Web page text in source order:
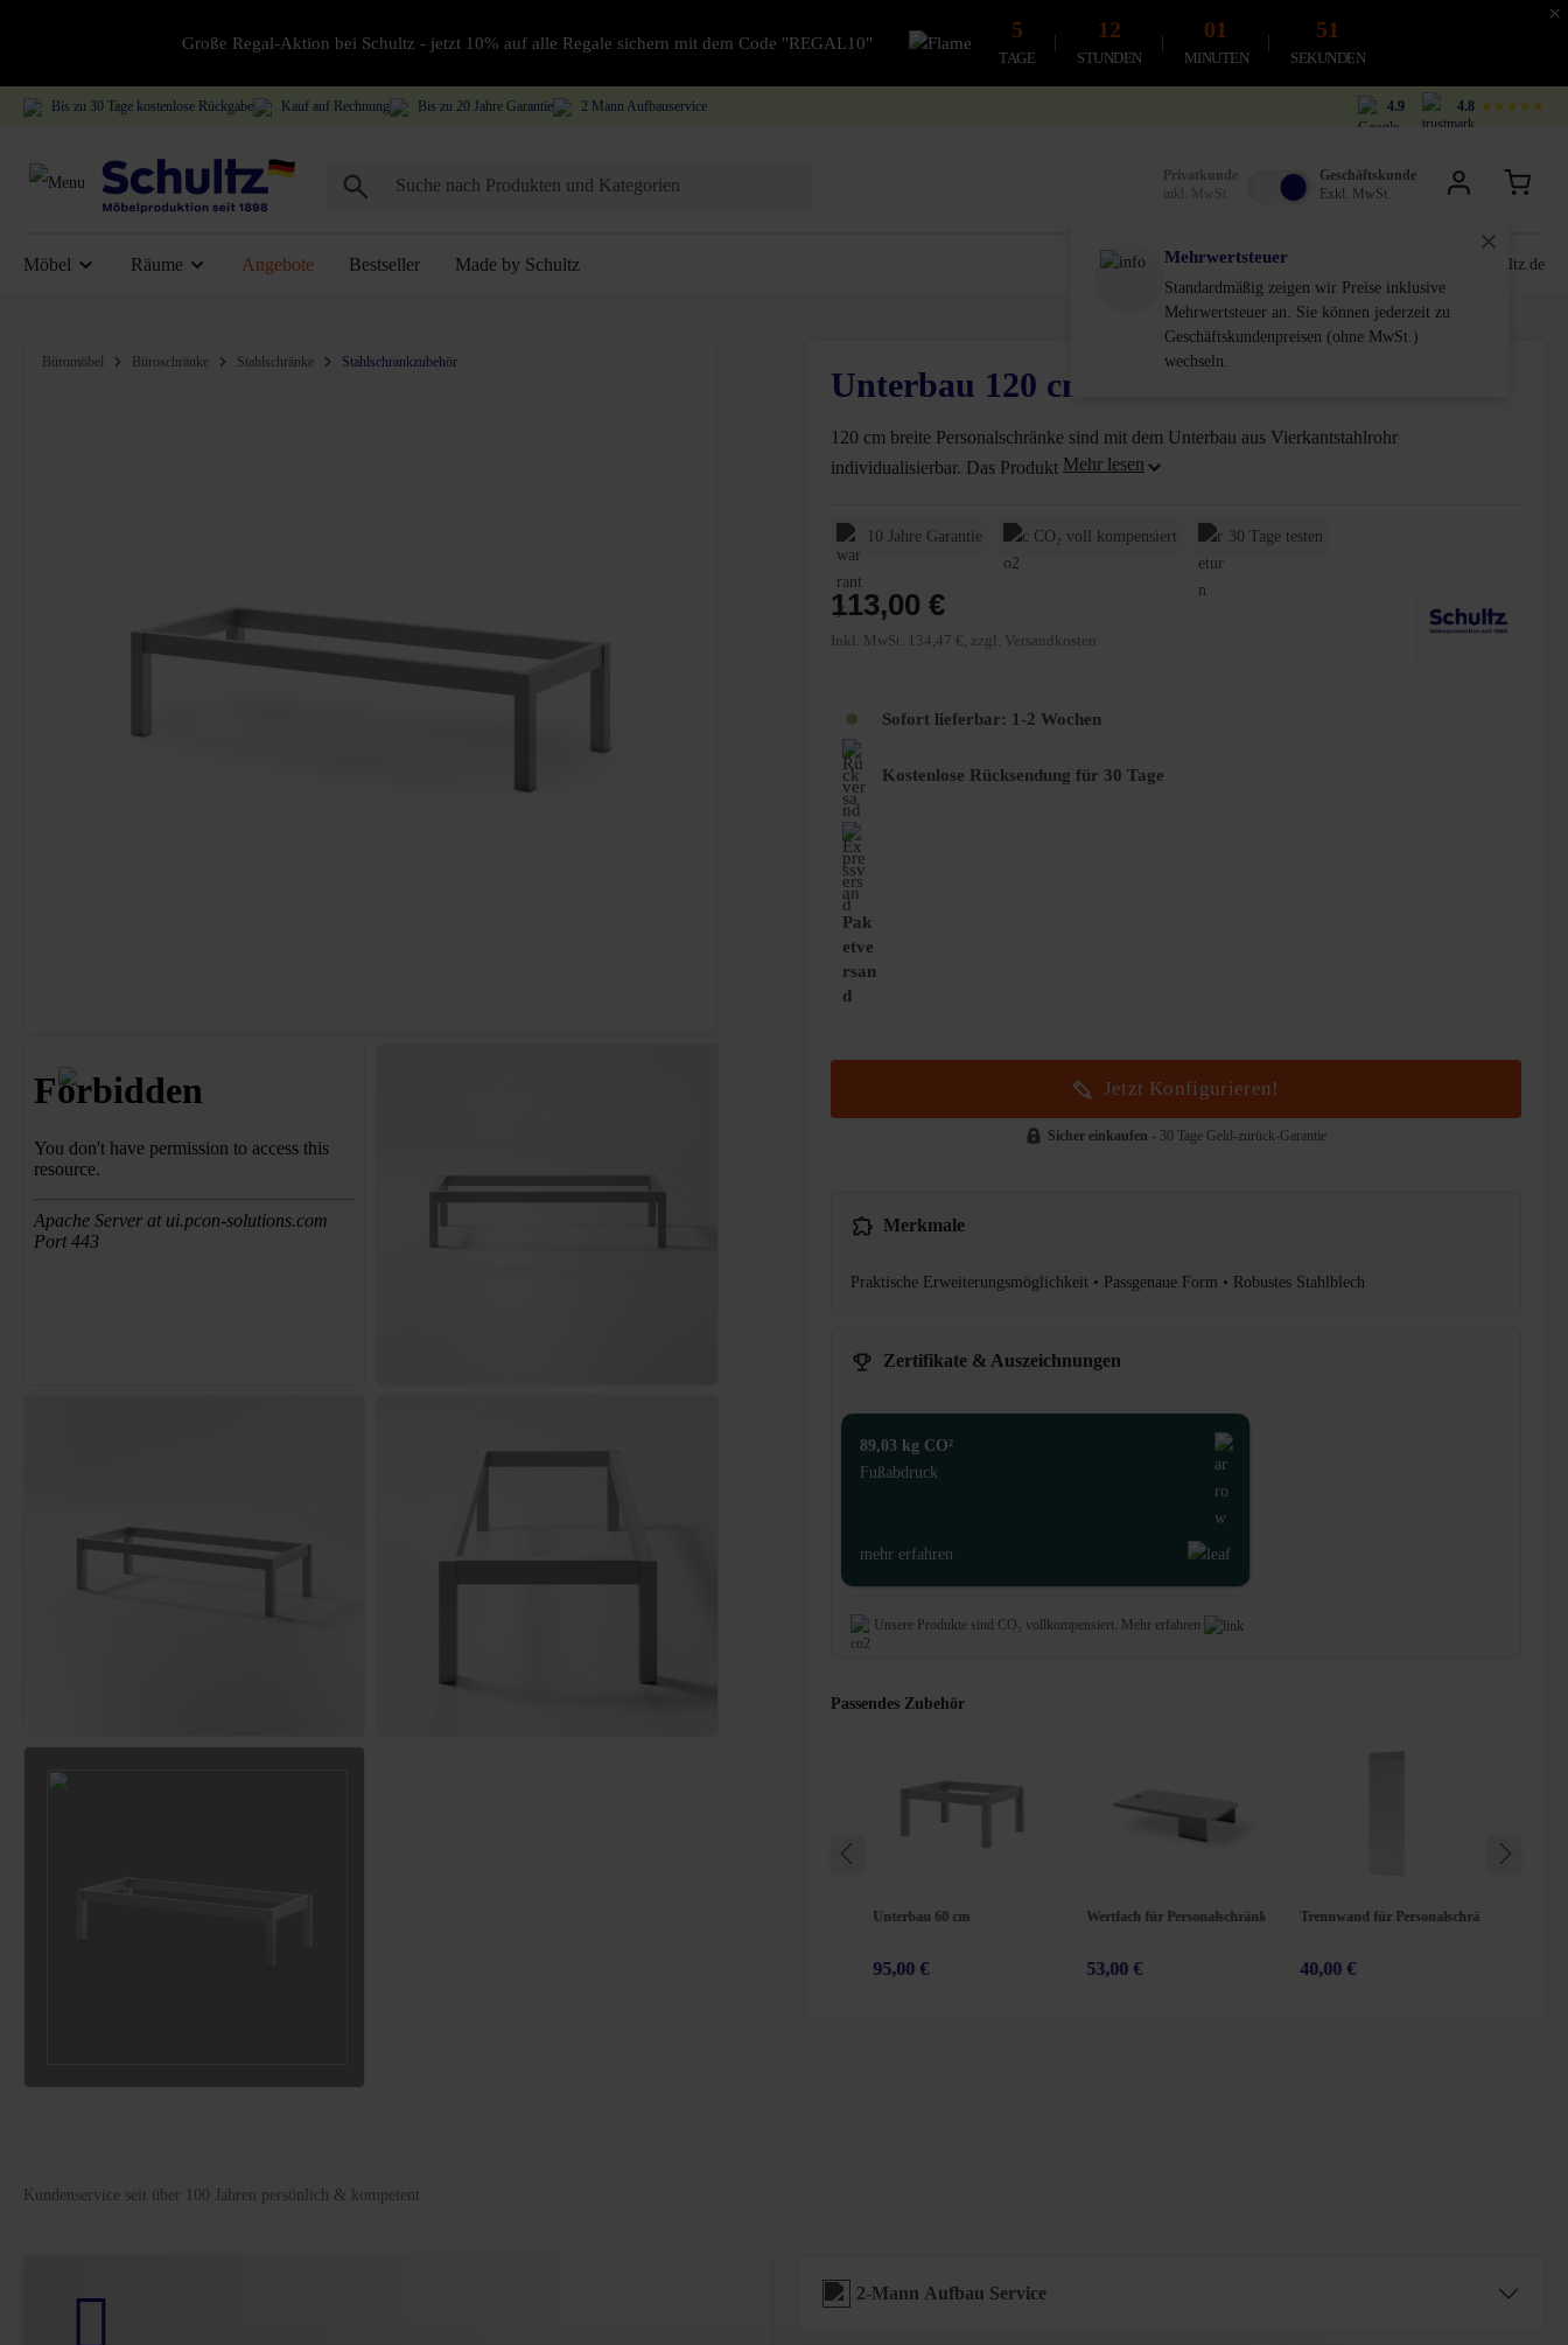
×
Große Regal-Aktion bei Schultz - jetzt 10% auf alle Regale sichern mit dem Code "REGAL10"
5
TAGE
12
STUNDEN
01
MINUTEN
50
SEKUNDEN
Bis zu 30 Tage kostenlose Rückgabe Kauf auf Rechnung Bis zu 20 Jahre Garantie 2 Mann Aufbauservice 4.9 4.8 ★★★★★
Privatkunde
inkl. MwSt.
Geschäftskunde
Exkl. MwSt.
Möbel Räume Angebote Bestseller Made by Schultz service@schultz.de
Bildergalerie überspringen
Büromöbel Büroschränke Stahlschränke Stahlschrankzubehör
Unterbau 120 cm
120 cm breite Personalschränke sind mit dem Unterbau aus Vierkantstahlrohr
individualisierbar. Das Produkt
10 Jahre Garantie CO₂ voll kompensiert 30 Tage testen
113,00 €
Inkl. MwSt. 134,47 €, zzgl. Versandkosten
Sofort lieferbar: 1-2 Wochen
Kostenlose Rücksendung für 30 Tage
Pak
etve
rsan
d
Jetzt Konfigurieren!
Sicher einkaufen - 30 Tage Geld-zurück-Garantie
Merkmale
Praktische Erweiterungsmöglichkeit • Passgenaue Form • Robustes Stahlblech
Zertifikate & Auszeichnungen
89,03 kg CO²
Fußabdruck
mehr erfahren
Unsere Produkte sind CO₂ vollkompensiert. Mehr erfahren
Passendes Zubehör
Etikettenrahmen für PersonalschränkeUnterbau 60 cm
95,00 €
Wertfach für Personalschränke
53,00 €
Trennwand für Personalschränke
40,00 €
Kundenservice seit über 100 Jahren persönlich & kompetent
2-Mann Aufbau Service
Mehrwertsteuer
Standardmäßig zeigen wir Preise inklusive
Mehrwertsteuer an. Sie können jederzeit zu
Geschäftskundenpreisen (ohne MwSt.)
wechseln.